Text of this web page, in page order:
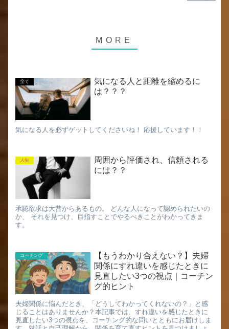
全て
気になる人と距離を縮めるに
は？？？
気になる人を必ずゲットしてくださいね！ 応援しています！！
人生
周囲から評価され、信頼される
には？？
承認欲求は大昔からあるもの。 どんな人になって認められたいの
か、 それを見つけ、目指すことでやるべきことがわかってきま
す。
コーチング
【もうわかり合えない？】夫婦
関係にすれ違いを感じたときに
見直したい3つの視点｜コーチン
グ的ヒント
夫婦関係に悩んだとき、「どうしてわかってくれないの？」と感
じることはありませんか？本記事では、すれ違いを感じたときに
見直したい3つの視点を、コーチング的な問いとともにお届けしま